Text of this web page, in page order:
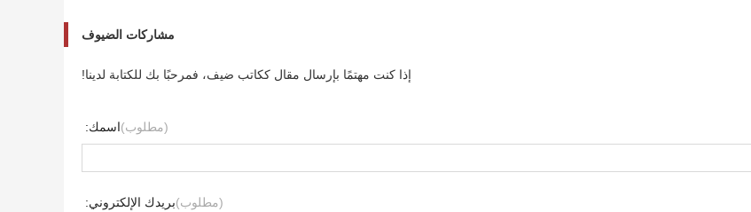
مشاركات الضيوف
إذا كنت مهتمًا بإرسال مقال ككاتب ضيف، فمرحبًا بك للكتابة لدينا!
اسمك:(مطلوب)
بريدك الإلكتروني:(مطلوب)